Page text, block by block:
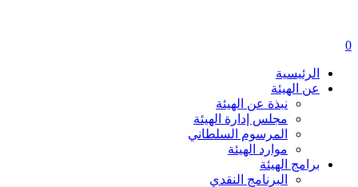
0
الرئيسية
عن الهيئة
نبذة عن الهيئة
مجلس إدارة الهيئة
المرسوم السلطاني
موارد الهيئة
برامج الهيئة
البرنامج النقدي